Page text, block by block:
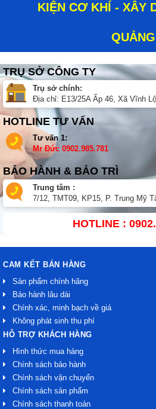
KIỆN CƠ KHÍ - XÂY
QUẢNG
TRỤ SỞ CÔNG TY
Trụ sở chính:
Địa chỉ: E13/25A Ấp 46, Xã Vĩnh
HOTLINE TƯ VẤN
Tư vấn 1:
Mr Đức 0902.985.781
BẢO HÀNH & BẢO TRÌ
Trung tâm :
7/12, TMT09, KP15, P. Trung Mỹ
HOTLINE :
CAM KẾT BÁN HÀNG
Sản phẩm chính hãng
Bảo hành lâu dài
Chính xác, minh bạch về giá
Không phát sinh thu phí
HỖ TRỢ KHÁCH HÀNG
Hình thức mua hàng
Chính sách bảo hành
Chính sách vận chuyển
Chính sách sản phẩm
Chính sách thanh toán